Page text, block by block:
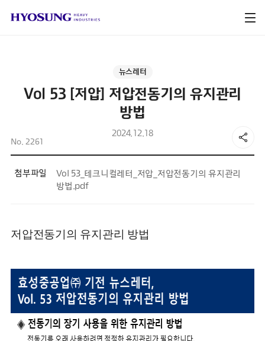
뉴스레터
Vol 53 [저압] 저압전동기의 유지관리
방법
2024.12.18
No. 2261
첨부파일
Vol 53_테크니컬레터_저압_저압전동기의 유지관리
방법.pdf
저압전동기의 유지관리 방법